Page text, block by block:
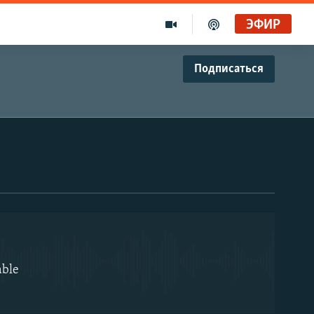
ЭФИР
Подписаться